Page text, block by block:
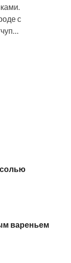
с
вареньем